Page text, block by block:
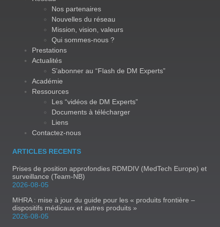
Nos partenaires
Nouvelles du réseau
Mission, vision, valeurs
Qui sommes-nous ?
Prestations
Actualités
S’abonner au “Flash de DM Experts”
Académie
Ressources
Les “vidéos de DM Experts”
Documents à télécharger
Liens
Contactez-nous
ARTICLES RECENTS
Prises de position approfondies RDMDIV (MedTech Europe) et
surveillance (Team-NB)
2026-08-05
MHRA : mise à jour du guide pour les « produits frontière –
dispositifs médicaux et autres produits »
2026-08-05